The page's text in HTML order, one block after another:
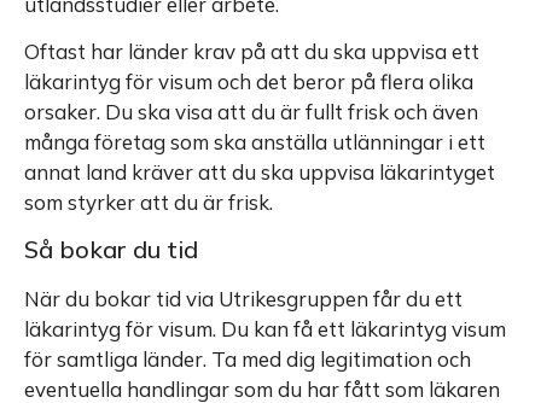
Oftast har länder krav på att du ska uppvisa ett
läkarintyg för visum och det beror på flera olika
orsaker. Du ska visa att du är fullt frisk och även
många företag som ska anställa utlänningar i ett
annat land kräver att du ska uppvisa läkarintyget
som styrker att du är frisk.
Så bokar du tid
När du bokar tid via Utrikesgruppen får du ett
läkarintyg för visum. Du kan få ett läkarintyg visum
för samtliga länder. Ta med dig legitimation och
eventuella handlingar som du har fått som läkaren